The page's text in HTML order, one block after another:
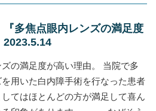
多焦点眼内レンズの満足度
2023.5.14
の満足度が高い理由。 当院で多
用いた白内障手術を行なった患者
てはほとんどの方が満足して喜ん